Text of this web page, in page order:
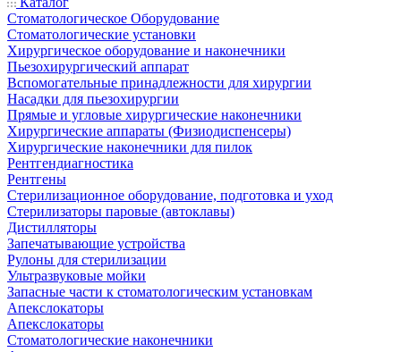
Стоматологическое Оборудование
Стоматологические установки
Хирургическое оборудование и наконечники
Пьезохирургический аппарат
Вспомогательные принадлежности для хирургии
Насадки для пьезохирургии
Прямые и угловые хирургические наконечники
Хирургические аппараты (Физиодиспенсеры)
Хирургические наконечники для пилок
Рентгендиагностика
Рентгены
Стерилизационное оборудование, подготовка и уход
Стерилизаторы паровые (автоклавы)
Дистилляторы
Запечатывающие устройства
Рулоны для стерилизации
Ультразвуковые мойки
Запасные части к стоматологическим установкам
Апекслокаторы
Апекслокаторы
Стоматологические наконечники